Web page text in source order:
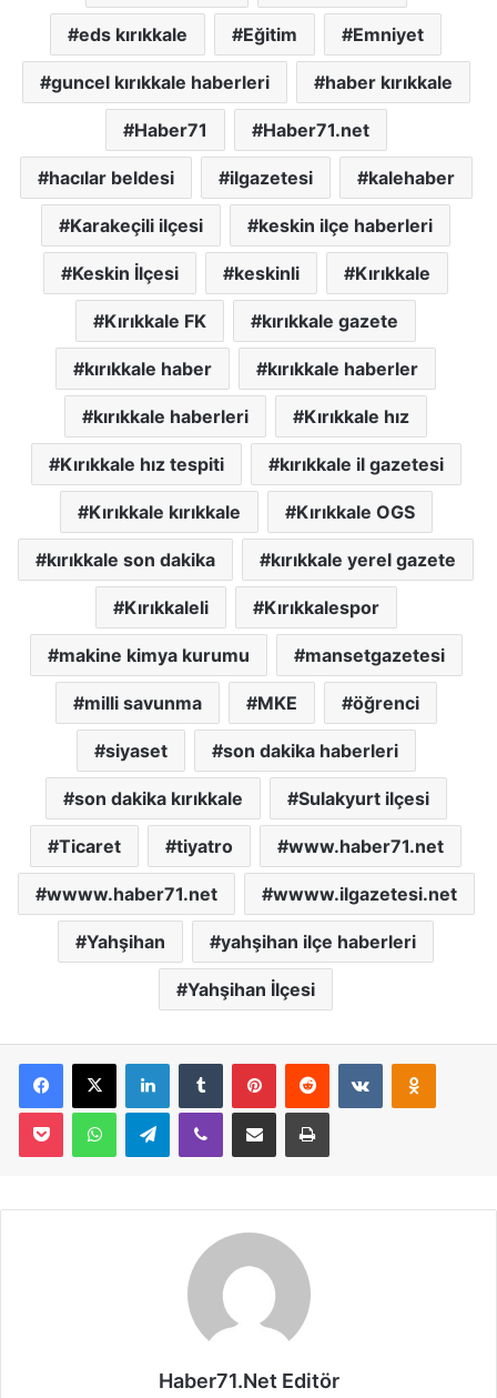
eds kırıkkale Eğitim Emniyet
guncel kırıkkale haberleri haber kırıkkale
Haber71 Haber71.net
hacılar beldesi ilgazetesi kalehaber
Karakeçili ilçesi keskin ilçe haberleri
Keskin İlçesi keskinli Kırıkkale
Kırıkkale FK kırıkkale gazete
kırıkkale haber kırıkkale haberler
kırıkkale haberleri Kırıkkale hız
Kırıkkale hız tespiti kırıkkale il gazetesi
Kırıkkale kırıkkale Kırıkkale OGS
kırıkkale son dakika kırıkkale yerel gazete
Kırıkkaleli Kırıkkalespor
makine kimya kurumu mansetgazetesi
milli savunma MKE öğrenci
siyaset son dakika haberleri
son dakika kırıkkale Sulakyurt ilçesi
Ticaret tiyatro www.haber71.net
wwww.haber71.net wwww.ilgazetesi.net
Yahşihan yahşihan ilçe haberleri
Yahşihan İlçesi
Telegram
Haber71.Net Editör